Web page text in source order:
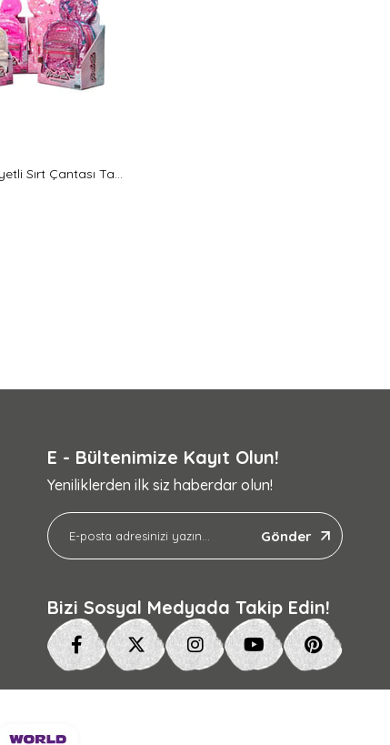
Girabrilla Payetli Sırt Çantası Tavşan
E - Bültenimize Kayıt Olun!
Yeniliklerden ilk siz haberdar olun!
Gönder
Bizi Sosyal Medyada Takip Edin!